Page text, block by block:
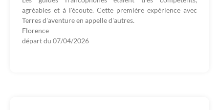
agréables et à l'écoute. Cette première expérience avec
Terres d'aventure en appelle d'autres.
Florence
départ du 07/04/2026